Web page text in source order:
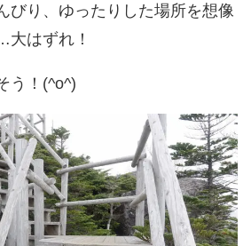
びり、ゆったりした場所を想像
大はずれ！
う！(^o^)